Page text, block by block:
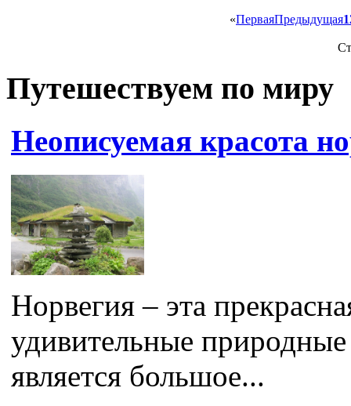
«ПерваяПредыдущая1
Путешествуем по миру
Неописуемая красота
Норвегия – эта
удивительные
является большое...